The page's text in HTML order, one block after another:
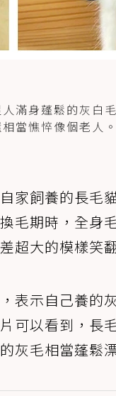
滿身蓬鬆的灰白
當憔悴像個老人
家飼養的長毛
毛期時，全身
超大的模樣笑
，表示自己養的
可以看到，長
灰毛相當蓬鬆